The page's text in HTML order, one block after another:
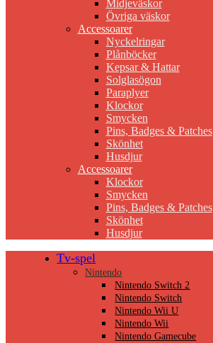
Midjeväskor
Övriga väskor
Accessoarer
Nyckelringar
Plånböcker
Kepsar & Hattar
Solglasögon
Paraplyer
Klockor
Smycken
Pins, Badges & Patches
Skönhet
Husdjur
Accessoarer
Klockor
Smycken
Pins, Badges & Patches
Skönhet
Husdjur
Tv-spel
Nintendo
Nintendo Switch 2
Nintendo Switch
Nintendo Wii U
Nintendo Wii
Nintendo Gamecube